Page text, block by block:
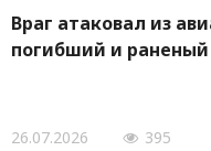
Враг атаковал из
погибший и раненый
26.07.2026 395